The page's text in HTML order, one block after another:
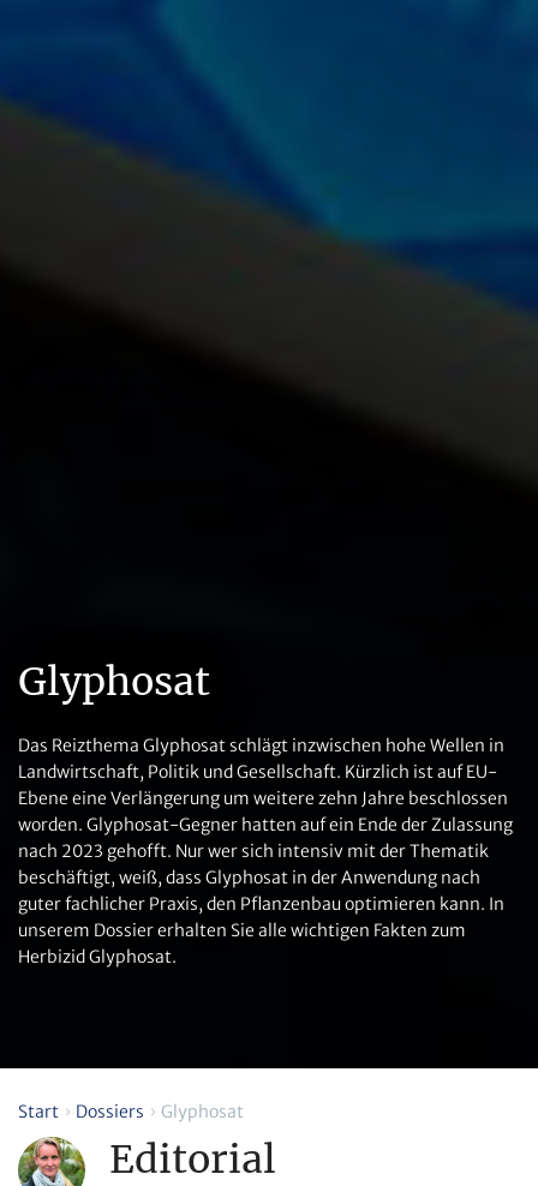
Glyphosat
Das Reizthema Glyphosat schlägt inzwischen hohe Wellen in
Landwirtschaft, Politik und Gesellschaft. Kürzlich ist auf EU-
Ebene eine Verlängerung um weitere zehn Jahre beschlossen
worden. Glyphosat-Gegner hatten auf ein Ende der Zulassung
nach 2023 gehofft. Nur wer sich intensiv mit der Thematik
beschäftigt, weiß, dass Glyphosat in der Anwendung nach
guter fachlicher Praxis, den Pflanzenbau optimieren kann. In
unserem Dossier erhalten Sie alle wichtigen Fakten zum
Herbizid Glyphosat.
Start Dossiers Glyphosat
Editorial